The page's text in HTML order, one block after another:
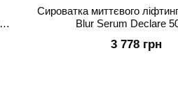
Сироватка миттєвого
Blur Serum Declare
3 778 грн